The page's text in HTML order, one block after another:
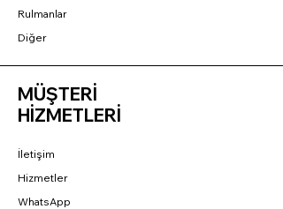
Rulmanlar
Diğer
MÜŞTERİ
HİZMETLERİ
İletişim
Hizmetler
WhatsApp